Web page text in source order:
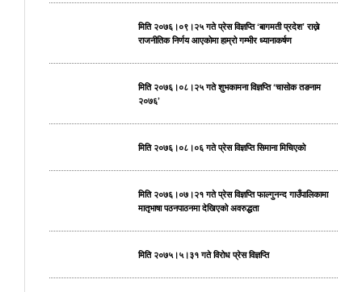
मिति २०७६।०९।२५ गते प्रेस विज्ञप्ति ‘बागमती प्रदेश’ राख्ने
राजनीतिक निर्णय आएकोमा हाम्रो गम्भीर ध्यानाकर्षण
मिति २०७६।०८।२५ गते शुभकामना विज्ञप्ति ‘चासोक तङनाम
२०७६’
मिति २०७६।०८।०६ गते प्रेस विज्ञप्ति सिमाना मिचिएको
मिति २०७६।०७।२१ गते प्रेस विज्ञप्ति फाल्गुनन्द गाउँपालिकामा
मातृभाषा पठनपाठनमा देखिएको अवरुद्धता
मिति २०७५।५।३१ गते विरोध प्रेस विज्ञप्ति